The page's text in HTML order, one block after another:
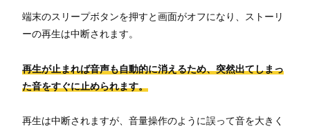
端末のスリープボタンを押すと画面がオフになり、ストーリ
ーの再生は中断されます。
再生が止まれば音声も自動的に消えるため、突然出てしまっ
た音をすぐに止められます。
再生は中断されますが、音量操作のように誤って音を大きく